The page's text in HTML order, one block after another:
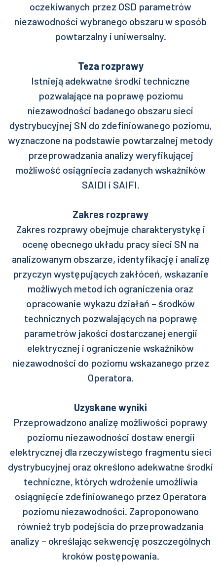
oczekiwanych przez OSD parametrów
niezawodności wybranego obszaru w sposób
powtarzalny i uniwersalny.
Teza rozprawy
Istnieją adekwatne środki techniczne
pozwalające na poprawę poziomu
niezawodności badanego obszaru sieci
dystrybucyjnej SN do zdefiniowanego poziomu,
wyznaczone na podstawie powtarzalnej metody
przeprowadzania analizy weryfikującej
możliwość osiągniecia zadanych wskaźników
SAIDI i SAIFI.
Zakres rozprawy
Zakres rozprawy obejmuje charakterystykę i
ocenę obecnego układu pracy sieci SN na
analizowanym obszarze, identyfikację i analizę
przyczyn występujących zakłóceń, wskazanie
możliwych metod ich ograniczenia oraz
opracowanie wykazu działań – środków
technicznych pozwalających na poprawę
parametrów jakości dostarczanej energii
elektrycznej i ograniczenie wskaźników
niezawodności do poziomu wskazanego przez
Operatora.
Uzyskane wyniki
Przeprowadzono analizę możliwości poprawy
poziomu niezawodności dostaw energii
elektrycznej dla rzeczywistego fragmentu sieci
dystrybucyjnej oraz określono adekwatne środki
techniczne, których wdrożenie umożliwia
osiągnięcie zdefiniowanego przez Operatora
poziomu niezawodności. Zaproponowano
również tryb podejścia do przeprowadzania
analizy – określając sekwencję poszczególnych
kroków postępowania.